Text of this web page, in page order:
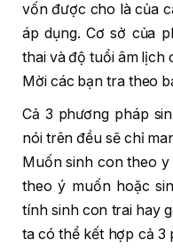
vốn được cho là của
áp dụng. Cơ sở của
thai và độ tuổi âm lịch
Mời các bạn tra theo
Cả 3 phương pháp
nói trên đều sẽ chỉ
Muốn sinh con theo
theo ý muốn hoặc
tính sinh con trai hay
ta có thể kết hợp cả 3